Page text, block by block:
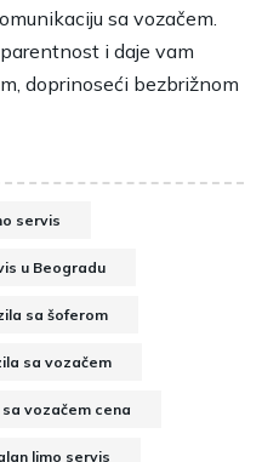
sa vozačem.
i daje vam
doprinoseći bezbrižnom
servis
u Beogradu
sa šoferom
sa vozačem
vozačem cena
limo servis